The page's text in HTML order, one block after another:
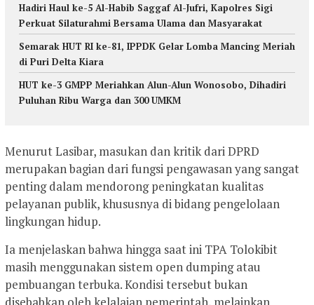
Hadiri Haul ke-5 Al-Habib Saggaf Al-Jufri, Kapolres Sigi
Perkuat Silaturahmi Bersama Ulama dan Masyarakat
Semarak HUT RI ke-81, IPPDK Gelar Lomba Mancing Meriah
di Puri Delta Kiara
HUT ke-3 GMPP Meriahkan Alun-Alun Wonosobo, Dihadiri
Puluhan Ribu Warga dan 300 UMKM
Menurut Lasibar, masukan dan kritik dari DPRD
merupakan bagian dari fungsi pengawasan yang sangat
penting dalam mendorong peningkatan kualitas
pelayanan publik, khususnya di bidang pengelolaan
lingkungan hidup.
Ia menjelaskan bahwa hingga saat ini TPA Tolokibit
masih menggunakan sistem open dumping atau
pembuangan terbuka. Kondisi tersebut bukan